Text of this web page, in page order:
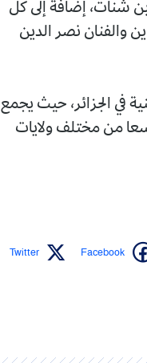
هواري بن شنات، إضافة إلى كل
والفنان نصر الدين
في الجزائر، حيث يجمع
من مختلف ولايات
Facebook
Twitter